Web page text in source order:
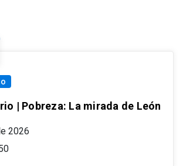
| Pobreza: La mirada de León
2026